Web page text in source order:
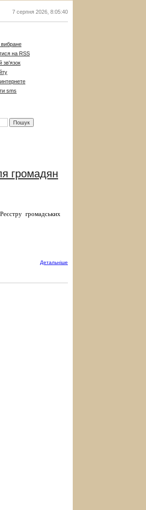
7 серпня 2026 8:05:41
вибране
на RSS
зв'язок
sms
громадян
громадських
Детальнiше